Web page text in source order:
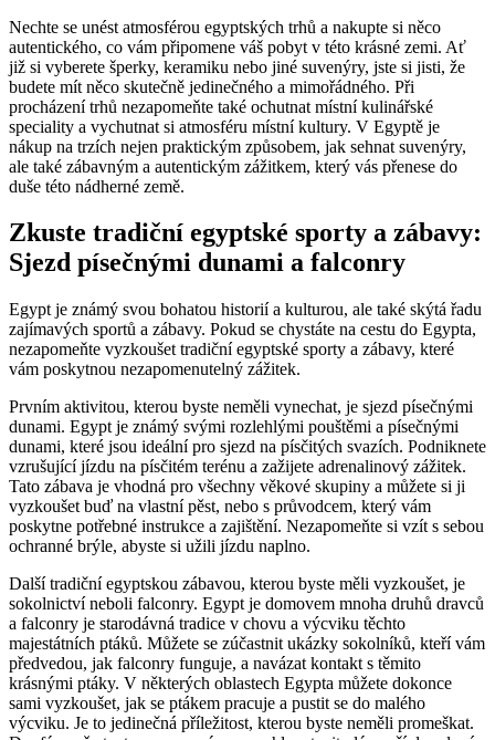
Nechte se unést atmosférou egyptských trhů a nakupte si něco
autentického, co vám připomene váš pobyt v této krásné zemi. Ať
již si vyberete šperky, keramiku nebo jiné suvenýry, jste si jisti, že
budete mít něco skutečně jedinečného a mimořádného. Při
procházení trhů nezapomeňte také ochutnat místní kulinářské
speciality a vychutnat si atmosféru místní kultury. V Egyptě je
nákup na trzích nejen praktickým způsobem, jak sehnat suvenýry,
ale také zábavným a autentickým zážitkem, který vás přenese do
duše této nádherné země.
Zkuste tradiční egyptské sporty a zábavy:
Sjezd písečnými dunami a falconry
Egypt je známý svou bohatou historií a kulturou, ale také skýtá řadu
zajímavých sportů a zábavy. Pokud se chystáte na cestu do Egypta,
nezapomeňte vyzkoušet tradiční egyptské sporty a zábavy, které
vám poskytnou nezapomenutelný zážitek.
Prvním aktivitou, kterou byste neměli vynechat, je sjezd písečnými
dunami. Egypt je známý svými rozlehlými pouštěmi a písečnými
dunami, které jsou ideální pro sjezd na písčitých svazích. Podniknete
vzrušující jízdu na písčitém terénu a zažijete adrenalinový zážitek.
Tato zábava je vhodná pro všechny věkové skupiny a můžete si ji
vyzkoušet buď na vlastní pěst, nebo s průvodcem, který vám
poskytne potřebné instrukce a zajištění. Nezapomeňte si vzít s sebou
ochranné brýle, abyste si užili jízdu naplno.
Další tradiční egyptskou zábavou, kterou byste měli vyzkoušet, je
sokolnictví neboli falconry. Egypt je domovem mnoha druhů dravců
a falconry je starodávná tradice v chovu a výcviku těchto
majestátních ptáků. Můžete se zúčastnit ukázky sokolníků, kteří vám
předvedou, jak falconry funguje, a navázat kontakt s těmito
krásnými ptáky. V některých oblastech Egypta můžete dokonce
sami vyzkoušet, jak se ptákem pracuje a pustit se do malého
výcviku. Je to jedinečná příležitost, kterou byste neměli promeškat.